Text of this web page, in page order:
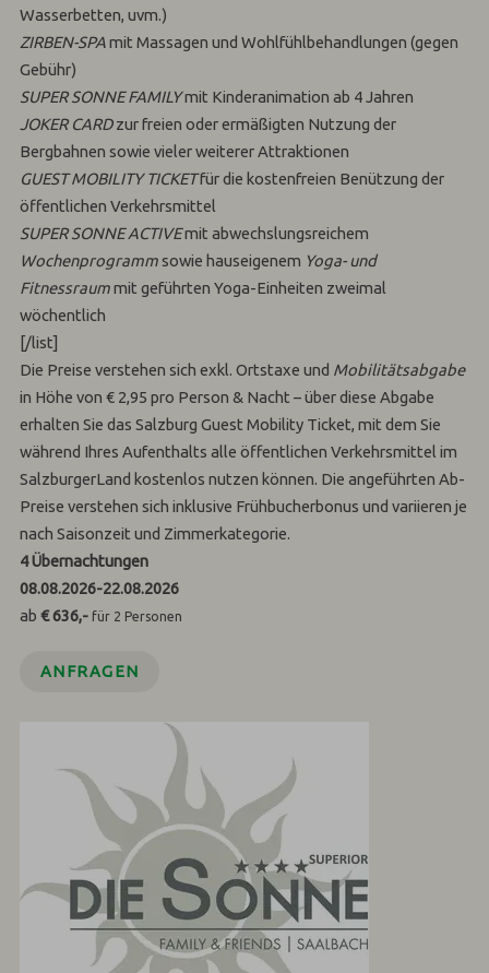
Wasserbetten, uvm.)
ZIRBEN-SPAmit Massagen und Wohlfühlbehandlungen (gegen
Gebühr)
SUPER SONNE FAMILYmit Kinderanimation ab 4 Jahren
JOKER CARDzur freien oder ermäßigten Nutzung der
Bergbahnen sowie vieler weiterer Attraktionen
GUEST MOBILITY TICKETfür die kostenfreien Benützung der
öffentlichen Verkehrsmittel
SUPER SONNE ACTIVEmit abwechslungsreichem
Wochenprogrammsowie hauseigenem Yoga- und
Fitnessraummit geführten Yoga-Einheiten zweimal
wöchentlich
[/list]
Die Preise verstehen sich exkl. Ortstaxe und Mobilitätsabgabe
in Höhe von € 2,95 pro Person & Nacht – über diese Abgabe
erhalten Sie das Salzburg Guest Mobility Ticket, mit dem Sie
während Ihres Aufenthalts alle öffentlichen Verkehrsmittel im
SalzburgerLand kostenlos nutzen können. Die angeführten Ab-
Preise verstehen sich inklusive Frühbucherbonus und variieren je
nach Saisonzeit und Zimmerkategorie.
4Übernachtungen
08.08.2026-22.08.2026
ab€ 636,- für 2 Personen
ANFRAGEN